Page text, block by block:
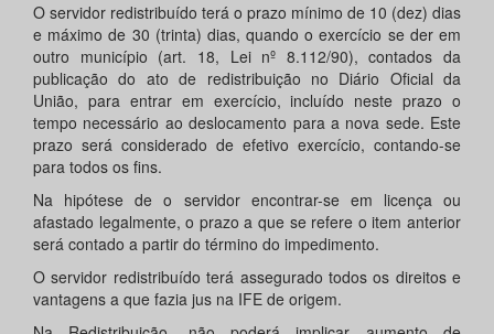
O servidor redistribuído terá o prazo mínimo de 10 (dez) dias
e máximo de 30 (trinta) dias, quando o exercício se der em
outro município (art. 18, Lei nº 8.112/90), contados da
publicação do ato de redistribuição no Diário Oficial da
União, para entrar em exercício, incluído neste prazo o
tempo necessário ao deslocamento para a nova sede. Este
prazo será considerado de efetivo exercício, contando-se
para todos os fins.
Na hipótese de o servidor encontrar-se em licença ou
afastado legalmente, o prazo a que se refere o item anterior
será contado a partir do término do impedimento.
O servidor redistribuído terá assegurado todos os direitos e
vantagens a que fazia jus na IFE de origem.